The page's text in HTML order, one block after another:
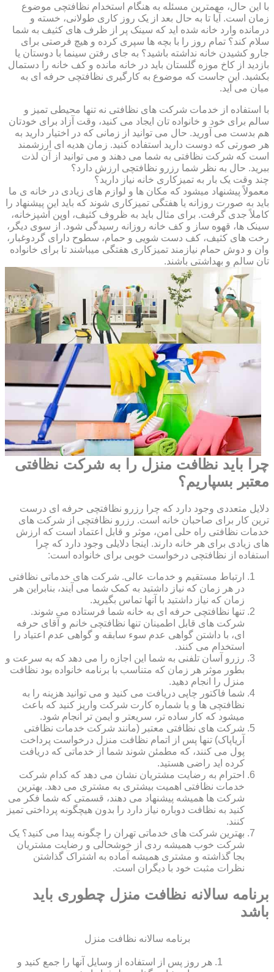
با این حال، مهمترین مسئله به هنگام استخدام نظافتچی موضوع
زمان است. آیا تا به حال بعد از یک روز کاری طولانی، خسته و
درمانده وارد خانه شده اید که سینک پر از ظرف های کثیف به شما
سلام کند؟ تمام روز را با بچه ها سپری کرده و هیچ فرصتی برای
جارو کشیدن خانه نداشته باشید؟ به جای رفتن سینما با دوستان یا
بازدید از کاخ موزه گلستان باید در خانه مانده و کف خانه را دستمال
بکشید. این جاست که موضوع به کارگیری نظافتچی حرفه ای به
میان می آید.
با استفاده از خدمات شرکت های نظافتی نه تنها محیطی تمیز و
سالم برای خود و خانواده تان ایجاد می کنید، وقت آزاد برای خودتان
هم بدست می آورید. حال می توانید از زمانی که در اختیار دارید به
هر صورتی که دوست دارید استفاده کنید. زمان هدیه ای ارزشمند
است که شرکت نظافتی به شما می دهند و می توانید از آن لذت
ببرید. حال به نظر شما رزرو نظافتچی ارزش دارد؟
چند وقت یک بار به تمیزکاری خانه نیاز دارید؟
معمولاً پیشنهاد میشود که مکان ها و لوازم های زیادی در خانه ی ما
باید به صورت روزانه یا هفتگی تمیزکاری شوند که باید این پیشنهاد را
کاملاً جدی گرفت. برای مثال باید به ظروف کثیف، اوپن آشپزخانه،
سینک ها، قهوه ساز و کف خانه روزانه رسیدگی شود. از سوی دیگر،
رخت های کثیف، کف دست شویی و حمام، سطوح دارای گردوغبار،
وان و دوش حمام نیازمند تمیزکاری هفتگی میباشند تا برای خانواده
تان سالم و بهداشتی باشند.
چرا باید نظافت منزل را به شرکت نظافتی
معتبر بسپاریم؟
دلایل متعددی وجود دارد که چرا رزرو نظافتچی حرفه ای درست
ترین کار برای صاحبان خانه است. رزرو نظافتچی از شرکت های
خدمات نظافتی راه حلی امن، موثر و قابل اعتماد است که ارزش
های زیادی برای هر خانه دارند. اینجا دلایلی وجود دارد که چرا
استفاده از نظافتچی درخواست خوبی برای خانواده است:
ارتباط مستقیم و خدمات عالی. شرکت های خدماتی نظافتی
در هر زمان که نیاز داشتید به کمک شما می آیند، بنابراین هر
زمان که نیاز داشتید با آنها تماس بگیرید.
تنها نظافتچی حرفه ای به خانه شما فرستاده می شوند.
شرکت های قابل اطمینان تنها نظافتچی خانم و آقای حرفه
ای، با داشتن گواهی عدم سوء سابقه و گواهی عدم اعتیاد را
استخدام می کنند.
رزرو آسان تلفنی به شما این اجازه را می دهد که به سرعت و
بطور موثر هر زمان که متناسب با برنامه خانواده بود نظافت
منزل را انجام دهید.
شما فاکتور چاپی دریافت می کنید و می توانید هزینه را به
نظافتچی ها و یا شماره کارت شرکت واریز کنید که باعث
میشود که کار ساده تر، سریعتر و ایمن تر انجام شود.
شرکت های نظافتی معتبر (مانند شرکت خدمات نظافتی
آریاپاک) تنها پس از اتمام نظافت منزل درخواست پرداخت
پول می کنند، که مطمئن شوند شما از خدماتی که دریافت
کرده اید راضی هستید.
احترام به رضایت مشتریان نشان می دهد که کدام شرکت
خدمات نظافتی اهمیت بیشتری به مشتری می دهد. بهترین
شرکت ها همیشه پیشنهاد می دهند، قسمتی که شما فکر می
کنید به نظافت دوباره نیاز دارد را بدون هیچگونه پرداختی تمیز
کنند.
بهترین شرکت های خدماتی تهران را چگونه پیدا می کنید؟ یک
شرکت خوب همیشه ردی از خوشحالی و رضایت مشتریان
بجا گذاشته و مشتری همیشه آماده به اشتراک گذاشتن
نظرات مثبت خود با دیگران است.
برنامه سالانه نظافت منزل چطوری باید
باشد
برنامه سالانه نظافت منزل
هر روز پس از استفاده از وسایل آنها را جمع کنید و